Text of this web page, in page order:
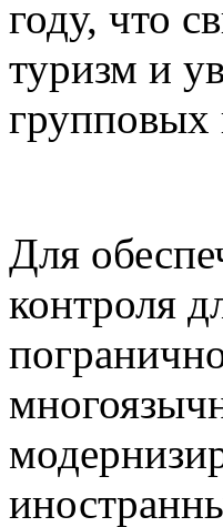
году, что
туризм и
групповых
Для
контроля